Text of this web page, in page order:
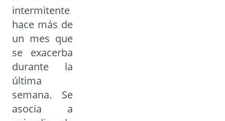
intermitente
hace más de
un mes que
se exacerba
durante la
última
semana. Se
asocia a